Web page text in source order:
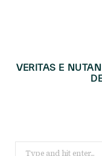
VERITAS E
Search